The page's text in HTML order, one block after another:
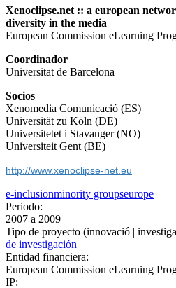
Xenoclipse.net :: a european
diversity in the media
European Commission eLearning
Coordinador
Universitat de Barcelona
Socios
Xenomedia Comunicació (ES)
Universität zu Köln (DE)
Universitetet i Stavanger (NO)
Universiteit Gent (BE)
http://www.xenoclipse-net.eu
e-inclusionminority groupseurope
Periodo:
2007 a 2009
Tipo de proyecto (innovació |
de investigación
Entidad financiera:
European Commission eLearning
IP: